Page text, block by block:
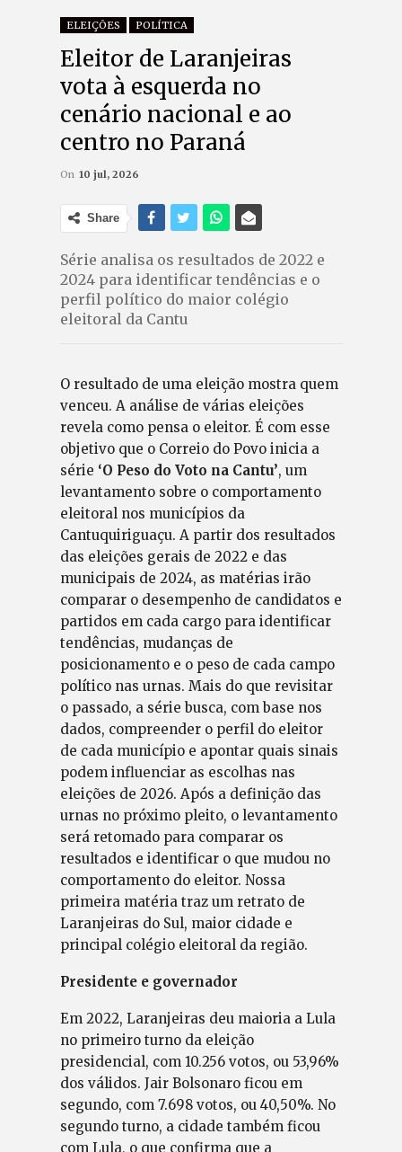
ELEIÇÕES POLÍTICA
Eleitor de Laranjeiras
vota à esquerda no
cenário nacional e ao
centro no Paraná
On 10 jul, 2026
Share
Série analisa os resultados de 2022 e
2024 para identificar tendências e o
perfil político do maior colégio
eleitoral da Cantu
O resultado de uma eleição mostra quem
venceu. A análise de várias eleições
revela como pensa o eleitor. É com esse
objetivo que o Correio do Povo inicia a
série ‘O Peso do Voto na Cantu’, um
levantamento sobre o comportamento
eleitoral nos municípios da
Cantuquiriguaçu. A partir dos resultados
das eleições gerais de 2022 e das
municipais de 2024, as matérias irão
comparar o desempenho de candidatos e
partidos em cada cargo para identificar
tendências, mudanças de
posicionamento e o peso de cada campo
político nas urnas. Mais do que revisitar
o passado, a série busca, com base nos
dados, compreender o perfil do eleitor
de cada município e apontar quais sinais
podem influenciar as escolhas nas
eleições de 2026. Após a definição das
urnas no próximo pleito, o levantamento
será retomado para comparar os
resultados e identificar o que mudou no
comportamento do eleitor. Nossa
primeira matéria traz um retrato de
Laranjeiras do Sul, maior cidade e
principal colégio eleitoral da região.
Presidente e governador
Em 2022, Laranjeiras deu maioria a Lula
no primeiro turno da eleição
presidencial, com 10.256 votos, ou 53,96%
dos válidos. Jair Bolsonaro ficou em
segundo, com 7.698 votos, ou 40,50%. No
segundo turno, a cidade também ficou
com Lula, o que confirma que a